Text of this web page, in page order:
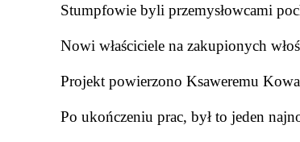
Stumpfowie byli przemysłowcami
Nowi właściciele na zakupionych
Projekt powierzono Ksaweremu
Po ukończeniu prac, był to jeden